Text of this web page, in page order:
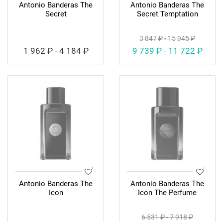
Antonio Banderas The
Secret
1 962 ₽ - 4 184 ₽
Antonio Banderas The
Secret Temptation
3 847 ₽ - 15 945 ₽
9 739 ₽ - 11 722 ₽
Antonio Banderas The
Icon
Antonio Banderas The
Icon The Perfume
6 531 ₽ - 7 918 ₽